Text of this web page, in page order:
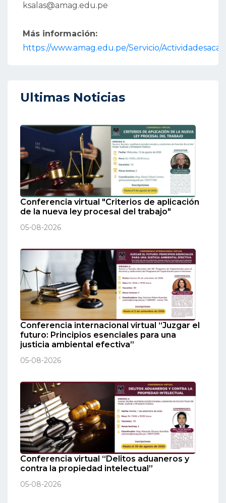
ksalas@amag.edu.pe
Más información:
https://www.amag.edu.pe/Servicio/
Ultimas Noticias
Conferencia virtual "Criterios de aplicación
de la nueva ley procesal del trabajo"
05-08-2026
Conferencia internacional virtual “Juzgar el
futuro: Principios esenciales para una
justicia ambiental efectiva”
05-08-2026
Conferencia virtual “Delitos aduaneros y
contra la propiedad intelectual”
05-08-2026